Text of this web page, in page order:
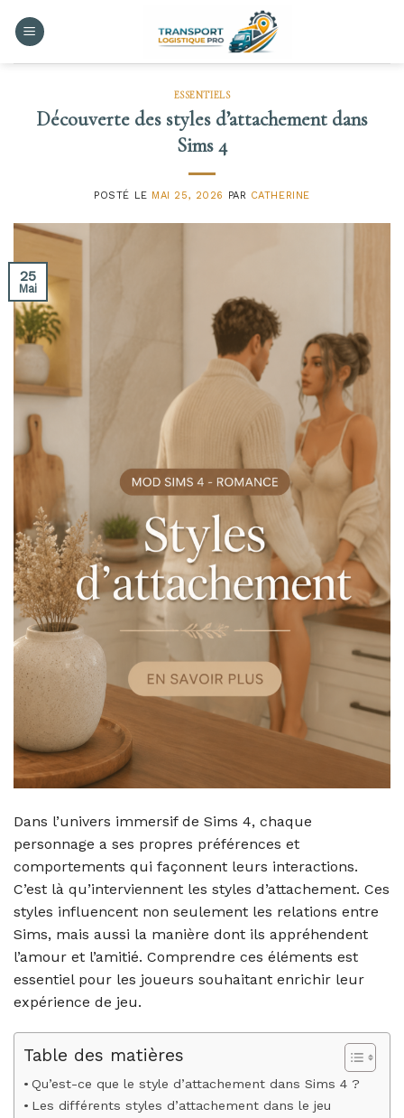
ESSENTIELS
Découverte des styles d’attachement dans
Sims 4
POSTÉ LE MAI 25, 2026 PAR CATHERINE
25
Mai
Dans l’univers immersif de Sims 4, chaque
personnage a ses propres préférences et
comportements qui façonnent leurs interactions.
C’est là qu’interviennent les styles d’attachement. Ces
styles influencent non seulement les relations entre
Sims, mais aussi la manière dont ils appréhendent
l’amour et l’amitié. Comprendre ces éléments est
essentiel pour les joueurs souhaitant enrichir leur
expérience de jeu.
Table des matières
Qu’est-ce que le style d’attachement dans Sims 4 ?
Les différents styles d’attachement dans le jeu